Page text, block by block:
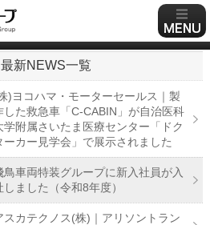
新NEWS一覧
)ヨコハマ・モーターセールス｜製
した救急車「C-CABIN」が自治医科
学附属さいたま医療センター「ドク
ーカー見学会」で展示されました
鳥車両特装グループに新入社員が入
しました（令和8年度）
スカテクノス(株)｜アリソントラン